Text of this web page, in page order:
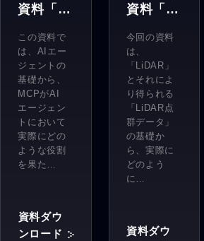
資料「3
る
MCP」
この資料で
は、AIエー
ジェントの
基礎から、
MCPがAI
エージェン
トにおいて
実際にどの
ような役割
を果た…
資料ダウ
ンロード
資料「3
るLiDAR
点群デー
タ」
今回の資料
は、
「LiDAR」
とそれによ
り得られる
「LiDAR点
群データ」
の基礎か
ら、実際に
どのよう
に…
資料ダウ